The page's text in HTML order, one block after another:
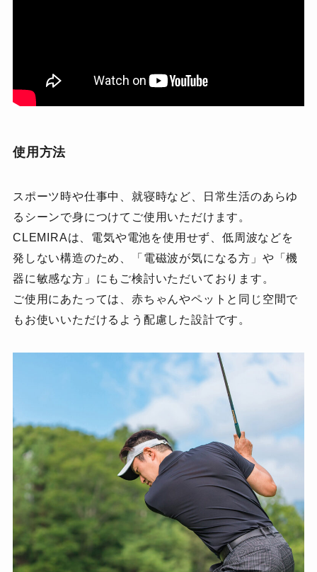
使用方法
スポーツ時や仕事中、就寝時など、日常生活のあらゆ
るシーンで身につけてご使用いただけます。
CLEMIRAは、電気や電池を使用せず、低周波などを
発しない構造のため、「電磁波が気になる方」や「機
器に敏感な方」にもご検討いただいております。
ご使用にあたっては、赤ちゃんやペットと同じ空間で
もお使いいただけるよう配慮した設計です。